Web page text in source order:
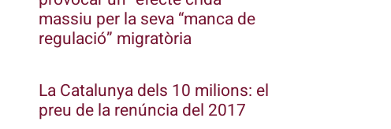
massiu per la seva “manca de
regulació” migratòria
La Catalunya dels 10 milions: el
preu de la renúncia del 2017